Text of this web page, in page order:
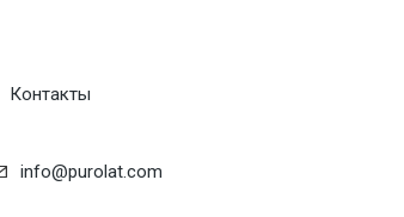
Контакты
info@purolat.com